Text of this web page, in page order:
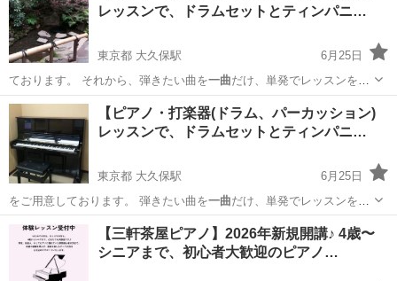
レッスンで、ドラムセットとティンパニ…
東京都 大久保駅
6月25日
ております。 それから、弾きたい曲を一曲だけ、単発でレッスンを受
けたいという方…
東京 新宿区 大久保駅 ピアノ
【ピアノ・打楽器(ドラム、パーカッション)
レッスンで、ドラムセットとティンパニ…
東京都 大久保駅
6月25日
をご用意しております。 弾きたい曲を一曲だけ、単発でレッスンを受
けたいという方…
東京 新宿区 大久保駅 ピアノ 打楽器
【三軒茶屋ピアノ】2026年新規開講♪ 4歳〜
シニアまで、初心者大歓迎のピアノ…